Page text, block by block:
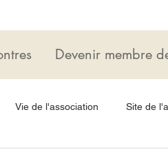
Devenir membre
Vie de l'association Site de